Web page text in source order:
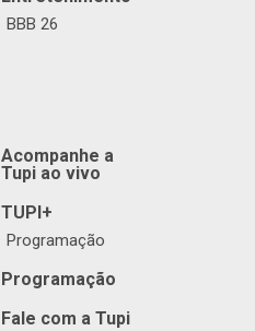
BBB 26
Acompanhe a
Tupi ao vivo
TUPI+
Programação
Programação
Fale com a Tupi